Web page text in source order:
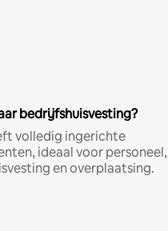
bedrijfshuisvesting?
volledig ingerichte
ideaal voor personeel,
en overplaatsing.